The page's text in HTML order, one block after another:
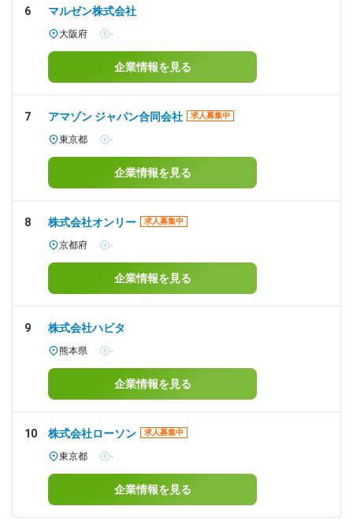
6 マルゼン株式会社
大阪府 -
企業情報を見る
7 アマゾン ジャパン合同会社 求人募集中
東京都 -
企業情報を見る
8 株式会社オンリー 求人募集中
京都府 -
企業情報を見る
9 株式会社ハビタ
熊本県 -
企業情報を見る
10 株式会社ローソン 求人募集中
東京都 -
企業情報を見る